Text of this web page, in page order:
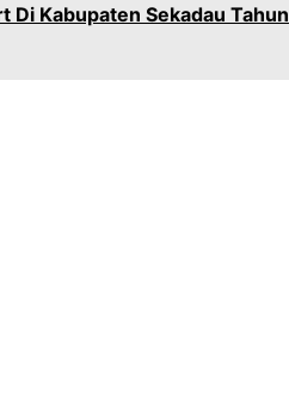
Di Kabupaten Sekadau Tahun